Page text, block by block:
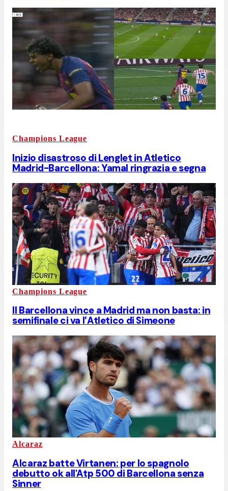
Champions League
Inizio disastroso di Lenglet in Atletico
Madrid-Barcellona: Yamal ringrazia e segna
Champions League
Il Barcellona vince a Madrid ma non basta: in
semifinale ci va l’Atletico di Simeone
Alcaraz
Alcaraz batte Virtanen: per lo spagnolo
debutto ok all'Atp 500 di Barcellona senza
Sinner